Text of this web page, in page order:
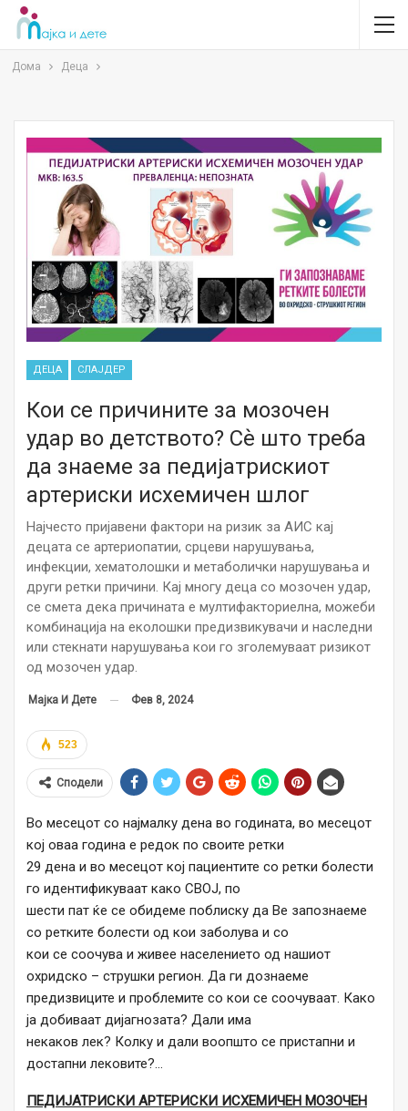
Дома Деца
ДЕЦА СЛАЈДЕР
Кои се причините за мозочен
удар во детството? Сѐ што треба
да знаеме за педијатрискиот
артериски исхемичен шлог
Најчесто пријавени фактори на ризик за АИС кај
децата се артериопатии, срцеви нарушувања,
инфекции, хематолошки и метаболички нарушувања и
други ретки причини. Кај многу деца со мозочен удар,
се смета дека причината е мултифакториелна, можеби
комбинација на еколошки предизвикувачи и наследни
или стекнати нарушувања кои го зголемуваат ризикот
од мозочен удар.
Мајка И Дете Фев 8, 2024
523
Сподели
Во месецот со најмалку дена во годината, во месецот
кој оваа година е редок по своите ретки
29 дена и во месецот кој пациентите со ретки болести
го идентификуваат како СВОЈ, по
шести пат ќе се обидеме поблиску да Ве запознаеме
со ретките болести од кои заболува и со
кои се соочува и живее населението од нашиот
охридско – струшки регион. Да ги дознаеме
предизвиците и проблемите со кои се соочуваат. Како
ја добиваат дијагнозата? Дали има
некаков лек? Колку и дали воопшто се пристапни и
достапни лековите?…
ПЕДИЈАТРИСКИ АРТЕРИСКИ ИСХЕМИЧЕН МОЗОЧЕН